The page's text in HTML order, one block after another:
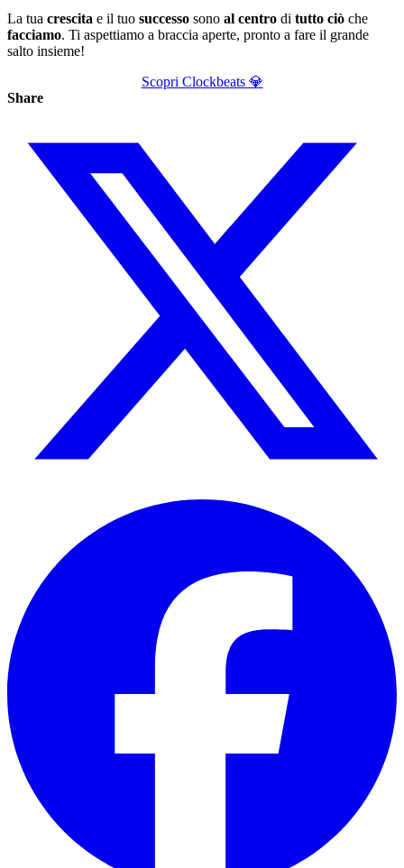
La tua crescita e il tuo successo sono al centro di tutto ciò che
facciamo. Ti aspettiamo a braccia aperte, pronto a fare il grande
salto insieme!
Scopri Clockbeats 💎
Share